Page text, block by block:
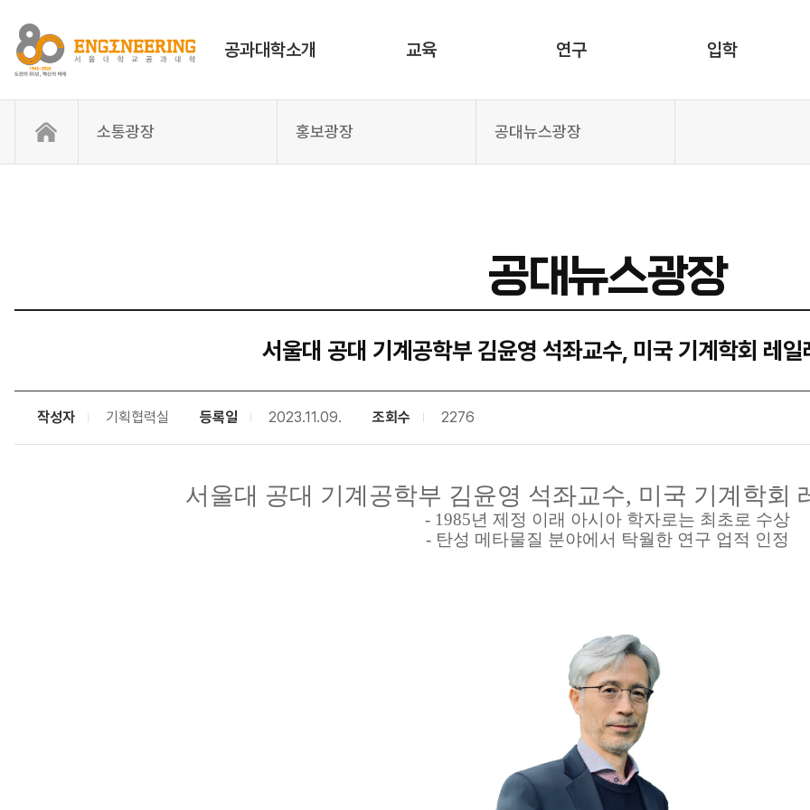
공과대학소개 교육 연구 입학
소통광장 홍보광장 공대뉴스광장
공대뉴스광장
서울대 공대 기계공학부 김윤영 석좌교수, 미국 기계학회 레
작성자 기획협력실 등록일 2023.11.09. 조회수 2276
서울대 공대 기계공학부 김윤영 석좌교수, 미국 기계학회
- 1985년 제정 이래 아시아 학자로는 최초로 수상
- 탄성 메타물질 분야에서 탁월한 연구 업적 인정